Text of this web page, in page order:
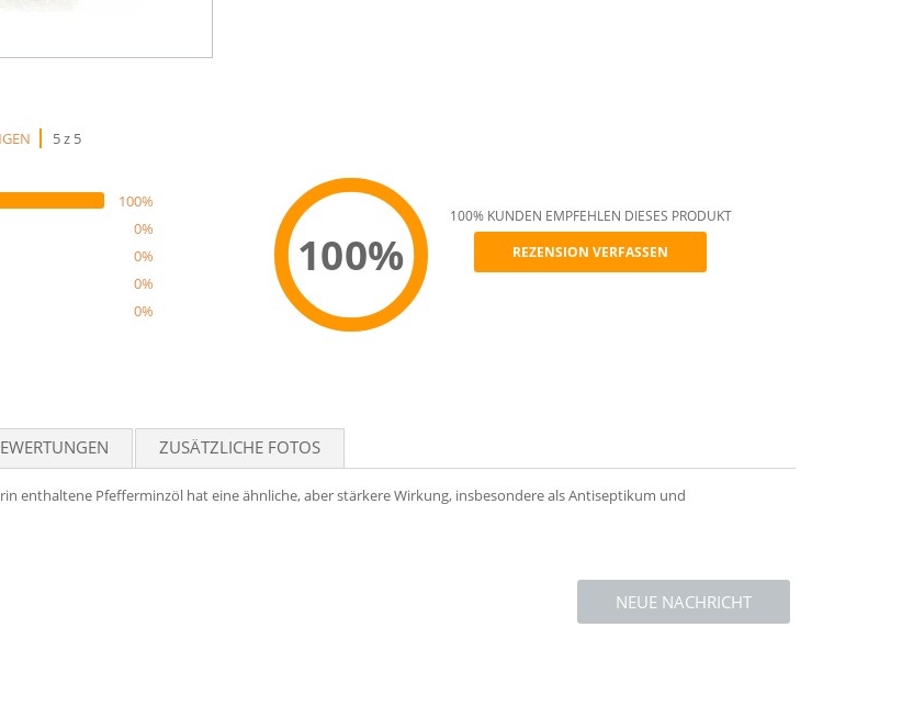
5 z 5
100%
0%
0%
0%
0%
100%
Recommend
100% KUNDEN EMPFEHLEN DIESES PRODUKT
REZENSION VERFASSEN
ZUSÄTZLICHE FOTOS
enthaltene Pfefferminzöl hat eine ähnliche, aber stärkere Wirkung, insbesondere als Antiseptikum und
NEUE NACHRICHT